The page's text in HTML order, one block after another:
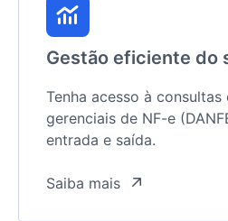
Gestão eficiente do
Tenha acesso à
gerenciais de NF-e
entrada e saída.
Saiba mais